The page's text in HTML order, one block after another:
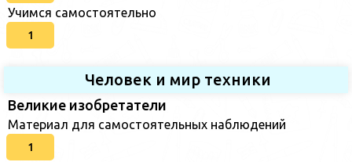
Учимся самостоятельно
1
Человек и мир техники
Великие изобретатели
Материал для самостоятельных наблюдений
1